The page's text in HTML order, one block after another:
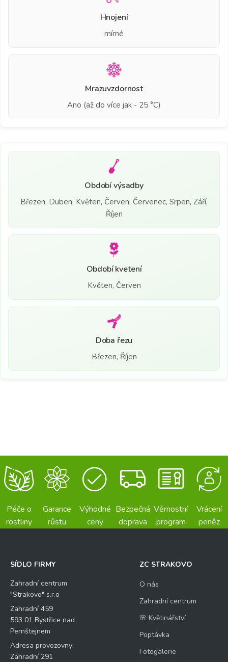
Hnojení
mírné
Mrazuvzdornost
Ano (až do více jak - 25 °C)
Období výsadby
Březen, Duben, Květen, Červen, Červenec, Srpen, Září,
Říjen
Období kvetení
Květen, Červen
Doba řezu
Březen, Říjen
Péče o
rostliny
Garance
růstu
Výhodné
ceny
Bezpečná
doprava
Věrnostní
program
Vrácení
peněz
SÍDLO FIRMY
Zahradní centrum
"Strakovo" s.r.o
Zahradní 459
593 01 Bystřice nad
Pernštejnem
Adresa provozovny:
Zahradní 291
ZC STRAKOVO
O nás
Zahradní centrum
🌸 Květinářství
Poptávka
Fotogalerie